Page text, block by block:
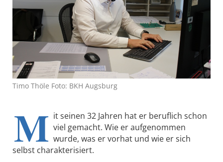
Timo Thöle Foto: BKH Augsburg
M it seinen 32 Jahren hat er beruflich schon
viel gemacht. Wie er aufgenommen
wurde, was er vorhat und wie er sich
selbst charakterisiert.